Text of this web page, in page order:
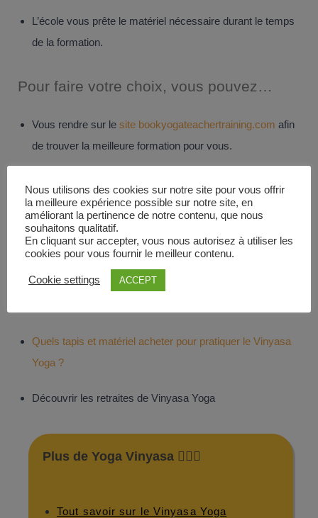
L’école vous prête le matériel nécessaire durant le temps
de la formation.
Pour faire votre choix, vous pouvez…
Vous rendre sur le site bookyogateachertraining.com afin
de trouver la meilleure formation pour vous.
Yoga Alliancepour voir les avis et notes laissés par les
anciens élèves.
Pour aller plus loin :
Quels tapis et matériel acheter pour pratiquer le Vinyasa
Yoga ?
Découvrir les retraites de Vinyasa Yoga
Plus de Yoga Vinyasa 🧘🏼‍♀️
Tout savoir sur le Vinyasa Yoga
Nous utilisons des cookies sur notre site pour vous offrir
la meilleure expérience possible sur notre site, en
améliorant la pertinence de notre contenu, que nous
souhaitons qualitatif.
En cliquant sur accepter, vous nous autorisez à utiliser les
cookies pour vous fournir le meilleur contenu.
Cookie settings ACCEPT